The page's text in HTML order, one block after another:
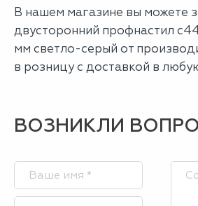
В нашем магазине вы можете
двусторонний профнастил
мм светло-серый от
в розницу с доставкой в
ВОЗНИКЛИ